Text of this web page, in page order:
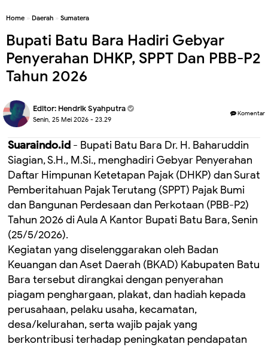
Home » Daerah » Sumatera
Bupati Batu Bara Hadiri Gebyar
Penyerahan DHKP, SPPT Dan PBB-P2
Tahun 2026
Editor: Hendrik Syahputra
Senin, 25 Mei 2026 - 23.29
Komentar
Suaraindo.id - Bupati Batu Bara Dr. H. Baharuddin
Siagian, S.H., M.Si., menghadiri Gebyar Penyerahan
Daftar Himpunan Ketetapan Pajak (DHKP) dan Surat
Pemberitahuan Pajak Terutang (SPPT) Pajak Bumi
dan Bangunan Perdesaan dan Perkotaan (PBB-P2)
Tahun 2026 di Aula A Kantor Bupati Batu Bara, Senin
(25/5/2026).
Kegiatan yang diselenggarakan oleh Badan
Keuangan dan Aset Daerah (BKAD) Kabupaten Batu
Bara tersebut dirangkai dengan penyerahan
piagam penghargaan, plakat, dan hadiah kepada
perusahaan, pelaku usaha, kecamatan,
desa/kelurahan, serta wajib pajak yang
berkontribusi terhadap peningkatan pendapatan